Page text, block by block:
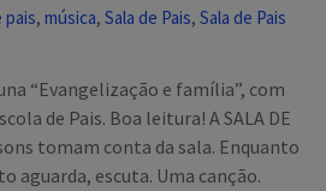
pais,música,Sala de Pais,Sala de Pais
“Evangelização e família”, com
de Pais. Boa leitura! A SALA DE
tomam conta da sala. Enquanto
aguarda, escuta. Uma canção.